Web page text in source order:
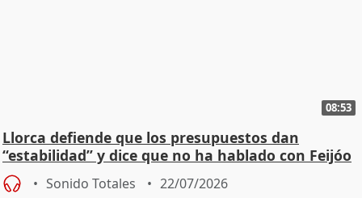
08:53
Llorca defiende que los presupuestos dan
“estabilidad” y dice que no ha hablado con Feijóo
Sonido Totales 22/07/2026